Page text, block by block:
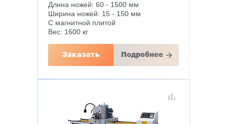
Длина ножей: 60 - 1500 мм
Ширина ножей: 15 - 150 мм
С магнитной плитой
Вес: 1600 кг
Заказать Подробнее